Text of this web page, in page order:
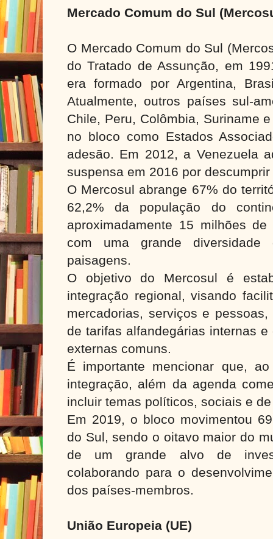
Mercado Comum do Sul
O Mercado Comum do Sul
do Tratado de Assunção, em
era formado por Argentina,
Atualmente, outros países sul-
Chile, Peru, Colômbia, Suriname
no bloco como Estados
adesão. Em 2012, a Venezuela
suspensa em 2016 por
O Mercosul abrange 67% do
62,2% da população do
aproximadamente 15 milhões de
com uma grande
paisagens.
O objetivo do Mercosul é
integração regional, visando
mercadorias, serviços e
de tarifas alfandegárias internas
externas comuns.
É importante mencionar que,
integração, além da agenda
incluir temas políticos, sociais e
Em 2019, o bloco movimentou
do Sul, sendo o oitavo maior do
de um grande alvo de
colaborando para o
dos países-membros.
União Europeia (UE)